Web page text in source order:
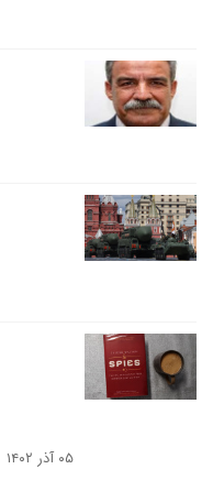
۰۵ آذر ۱۴۰۲